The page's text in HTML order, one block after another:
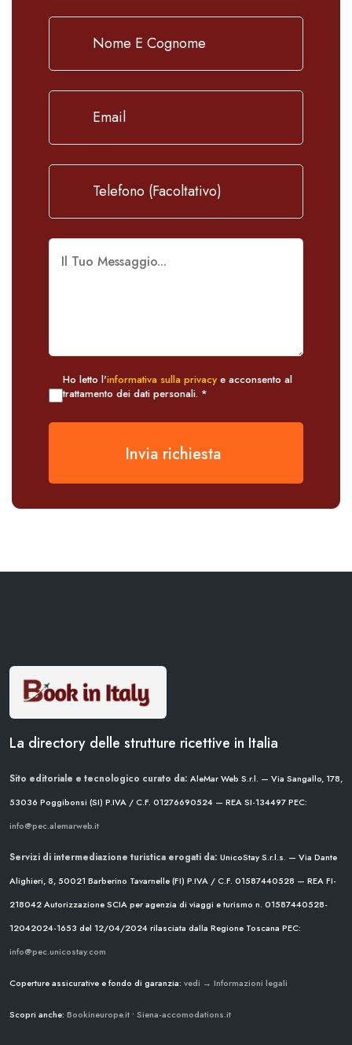
Ho letto l'informativa sulla privacy e acconsento al
trattamento dei dati personali. *
Invia richiesta
La directory delle strutture ricettive in Italia
Sito editoriale e tecnologico curato da: AleMar Web S.r.l. — Via Sangallo, 178,
53036 Poggibonsi (SI) P.IVA / C.F. 01276690524 — REA SI-134497PEC:
info@pec.alemarweb.it
Servizi di intermediazione turistica erogati da: UnicoStay S.r.l.s. — Via Dante
Alighieri, 8, 50021 Barberino Tavarnelle (FI) P.IVA / C.F. 01587440528 — REA FI-
218042Autorizzazione SCIA per agenzia di viaggi e turismo n. 01587440528-
12042024-1653 del 12/04/2024rilasciata dalla Regione Toscana PEC:
info@pec.unicostay.com
Coperture assicurative e fondo di garanzia: vedi → Informazioni legali
Scopri anche: Bookineurope.it • Siena-accomodations.it